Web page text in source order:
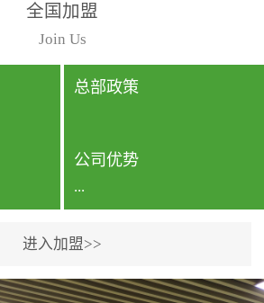
的室
的需
携带
行国家规定的标准检测方
法，空气采样量准确，检
测结果可靠，远胜于其他
检测...
全国加盟
Join Us
总部政策
公司优势
...
专利保护优势、双甲资质
进入加盟>>